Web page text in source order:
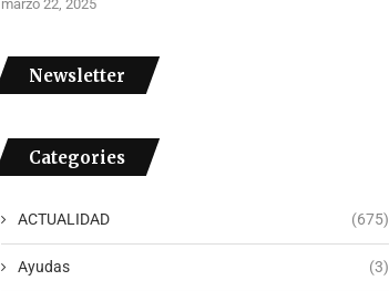
marzo 22, 2025
Newsletter
Categories
ACTUALIDAD (675)
Ayudas (3)